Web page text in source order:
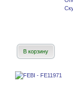
В корзину